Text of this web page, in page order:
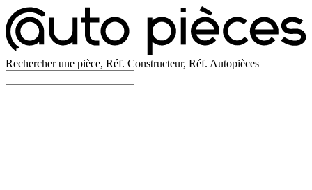
Rechercher une pièce, Réf. Constructeur, Réf. Autopièces